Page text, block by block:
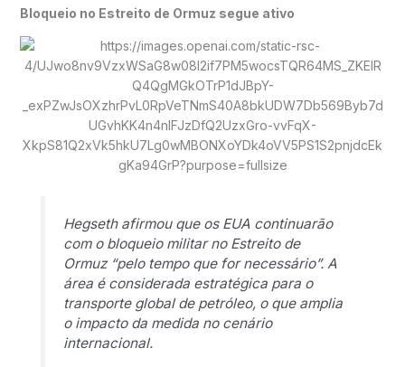
Bloqueio no Estreito de Ormuz segue ativo
Hegseth afirmou que os EUA continuarão
com o bloqueio militar no Estreito de
Ormuz“pelo tempo que for necessário”. A
área é considerada estratégica para o
transporte global de petróleo, o que amplia
o impacto da medida no cenário
internacional.